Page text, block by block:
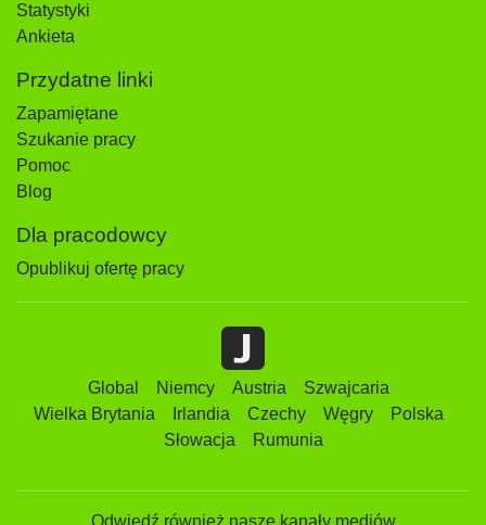
Statystyki
Ankieta
Przydatne linki
Zapamiętane
Szukanie pracy
Pomoc
Blog
Dla pracodowcy
Opublikuj ofertę pracy
Global Niemcy Austria
Szwajcaria
Wielka Brytania
Irlandia Czechy Węgry
Polska
Słowacja
Rumunia
Odwiedź również nasze kanały mediów